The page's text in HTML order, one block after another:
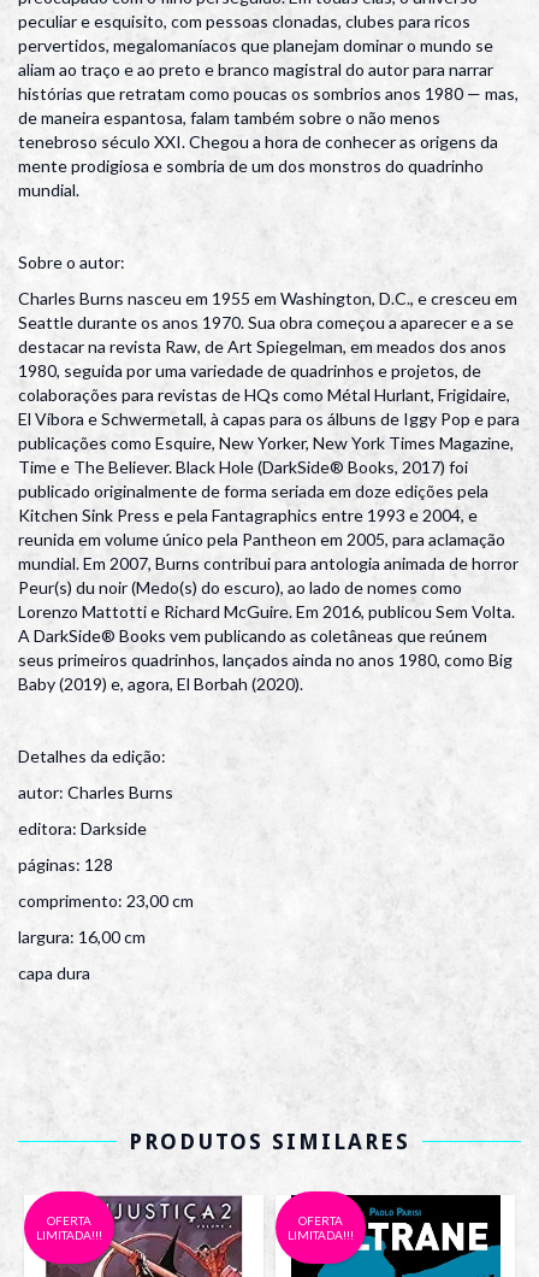
peculiar e esquisito, com pessoas clonadas, clubes para ricos
pervertidos, megalomaníacos que planejam dominar o mundo se
aliam ao traço e ao preto e branco magistral do autor para narrar
histórias que retratam como poucas os sombrios anos 1980 — mas,
de maneira espantosa, falam também sobre o não menos
tenebroso século XXI. Chegou a hora de conhecer as origens da
mente prodigiosa e sombria de um dos monstros do quadrinho
mundial.
Sobre o autor:
Charles Burns nasceu em 1955 em Washington, D.C., e cresceu em
Seattle durante os anos 1970. Sua obra começou a aparecer e a se
destacar na revista Raw, de Art Spiegelman, em meados dos anos
1980, seguida por uma variedade de quadrinhos e projetos, de
colaborações para revistas de HQs como Métal Hurlant, Frigidaire,
El Víbora e Schwermetall, à capas para os álbuns de Iggy Pop e para
publicações como Esquire, New Yorker, New York Times Magazine,
Time e The Believer. Black Hole (DarkSide® Books, 2017) foi
publicado originalmente de forma seriada em doze edições pela
Kitchen Sink Press e pela Fantagraphics entre 1993 e 2004, e
reunida em volume único pela Pantheon em 2005, para aclamação
mundial. Em 2007, Burns contribui para antologia animada de horror
Peur(s) du noir (Medo(s) do escuro), ao lado de nomes como
Lorenzo Mattotti e Richard McGuire. Em 2016, publicou Sem Volta.
A DarkSide® Books vem publicando as coletâneas que reúnem
seus primeiros quadrinhos, lançados ainda no anos 1980, como Big
Baby (2019) e, agora, El Borbah (2020).
Detalhes da edição:
autor: Charles Burns
editora: Darkside
páginas: 128
comprimento: 23,00 cm
largura: 16,00 cm
capa dura
PRODUTOS SIMILARES
OFERTA
LIMITADA!!!
OFERTA
LIMITADA!!!